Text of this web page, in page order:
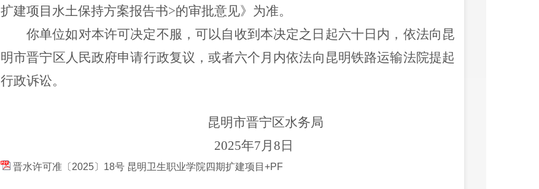
扩建项目水土保持方案报告书>的审批意见》为准。
你单位如对本许可决定不服，可以自收到本决定之日起六十 日内，依法向 昆
明市晋宁区人民政府申请行政复议，或者六个月 内依法向昆明铁路运输法院提起
行政诉讼。
昆明市晋宁区水务局
2025年7月 8 日
晋水许可准〔2025〕18号 昆明卫生职业学院四期扩建项目+PF